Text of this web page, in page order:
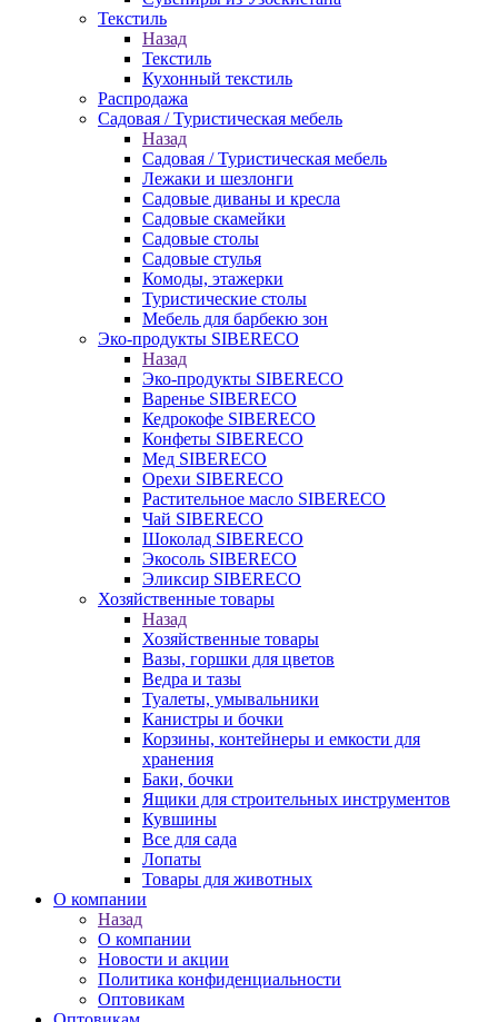
Текстиль
Назад
Текстиль
Кухонный текстиль
Распродажа
Садовая / Туристическая мебель
Назад
Садовая / Туристическая мебель
Лежаки и шезлонги
Садовые диваны и кресла
Садовые скамейки
Садовые столы
Садовые стулья
Комоды, этажерки
Туристические столы
Мебель для барбекю зон
Эко-продукты SIBERECO
Назад
Эко-продукты SIBERECO
Варенье SIBERECO
Кедрокофе SIBERECO
Конфеты SIBERECO
Мед SIBERECO
Орехи SIBERECO
Растительное масло SIBERECO
Чай SIBERECO
Шоколад SIBERECO
Экосоль SIBERECO
Эликсир SIBERECO
Хозяйственные товары
Назад
Хозяйственные товары
Вазы, горшки для цветов
Ведра и тазы
Туалеты, умывальники
Канистры и бочки
Корзины, контейнеры и емкости для
хранения
Баки, бочки
Ящики для строительных инструментов
Кувшины
Все для сада
Лопаты
Товары для животных
О компании
Назад
О компании
Новости и акции
Политика конфиденциальности
Оптовикам